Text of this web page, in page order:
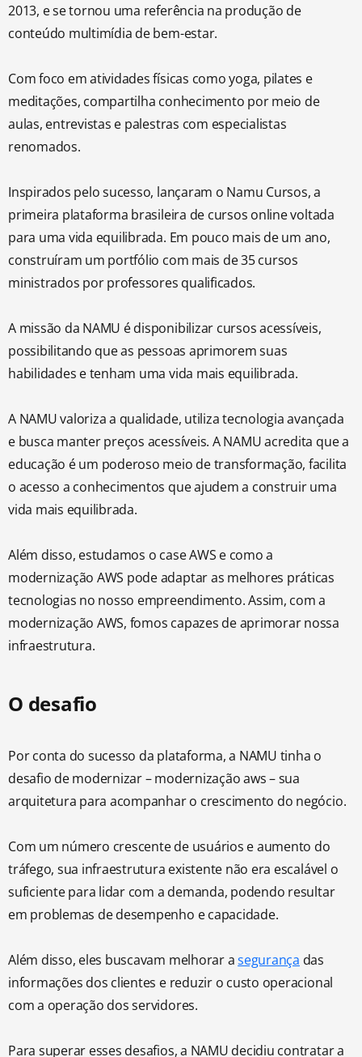
2013, e se tornou uma referência na produção de
conteúdo multimídia de bem-estar.
Com foco em atividades físicas como yoga, pilates e
meditações, compartilha conhecimento por meio de
aulas, entrevistas e palestras com especialistas
renomados.
Inspirados pelo sucesso, lançaram o Namu Cursos, a
primeira plataforma brasileira de cursos online voltada
para uma vida equilibrada. Em pouco mais de um ano,
construíram um portfólio com mais de 35 cursos
ministrados por professores qualificados.
A missão da NAMU é disponibilizar cursos acessíveis,
possibilitando que as pessoas aprimorem suas
habilidades e tenham uma vida mais equilibrada.
A NAMU valoriza a qualidade, utiliza tecnologia avançada
e busca manter preços acessíveis. A NAMU acredita que a
educação é um poderoso meio de transformação, facilita
o acesso a conhecimentos que ajudem a construir uma
vida mais equilibrada.
Além disso, estudamos o case AWS e como a
modernização AWS pode adaptar as melhores práticas
tecnologias no nosso empreendimento. Assim, com a
modernização AWS, fomos capazes de aprimorar nossa
infraestrutura.
O desafio
Por conta do sucesso da plataforma, a NAMU tinha o
desafio de modernizar – modernização aws – sua
arquitetura para acompanhar o crescimento do negócio.
Com um número crescente de usuários e aumento do
tráfego, sua infraestrutura existente não era escalável o
suficiente para lidar com a demanda, podendo resultar
em problemas de desempenho e capacidade.
Além disso, eles buscavam melhorar asegurança das
informações dos clientes e reduzir o custo operacional
com a operação dos servidores.
Para superar esses desafios, a NAMU decidiu contratar a